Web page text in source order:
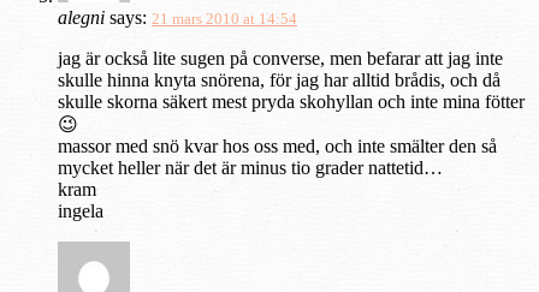
alegni says: 21 mars 2010 at 14:54
jag är också lite sugen på converse, men befarar att jag inte
skulle hinna knyta snörena, för jag har alltid brådis, och då
skulle skorna säkert mest pryda skohyllan och inte mina fötter
😉
massor med snö kvar hos oss med, och inte smälter den så
mycket heller när det är minus tio grader nattetid…
kram
ingela